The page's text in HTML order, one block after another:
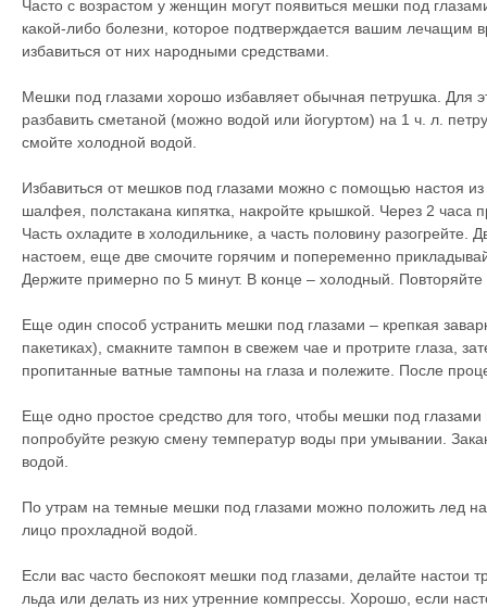
Часто с возрастом у женщин могут появиться мешки под
какой-либо болезни, которое подтверждается вашим лечащим
избавиться от них народными средствами.
Мешки под глазами хорошо избавляет обычная петрушка. Для
разбавить сметаной (можно водой или йогуртом) на 1 ч. л.
смойте холодной водой.
Избавиться от мешков под глазами можно с помощью настоя
шалфея, полстакана кипятка, накройте крышкой. Через 2 часа
Часть охладите в холодильнике, а часть половину разогрейте.
настоем, еще две смочите горячим и попеременно
Держите примерно по 5 минут. В конце – холодный.
Еще один способ устранить мешки под глазами – крепкая
пакетиках), смакните тампон в свежем чае и протрите глаза,
пропитанные ватные тампоны на глаза и полежите. После
Еще одно простое средство для того, чтобы мешки под
попробуйте резкую смену температур воды при умывании.
водой.
По утрам на темные мешки под глазами можно положить лед
лицо прохладной водой.
Если вас часто беспокоят мешки под глазами, делайте настои
льда или делать из них утренние компрессы. Хорошо, если